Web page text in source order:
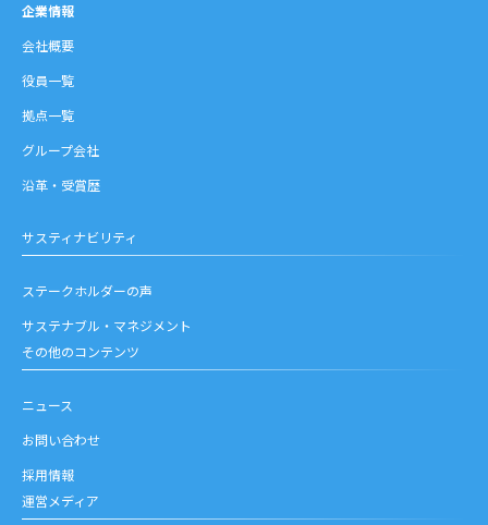
企業情報
会社概要
役員一覧
拠点一覧
グループ会社
沿革・受賞歴
サスティナビリティ
ステークホルダーの声
サステナブル・マネジメント
その他のコンテンツ
ニュース
お問い合わせ
採用情報
運営メディア